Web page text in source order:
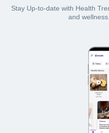
Stay Up-to-date with Health
and